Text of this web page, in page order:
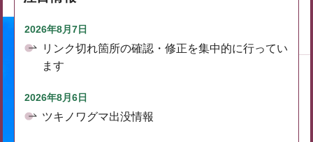
2026年8月7日
リンク切れ箇所の確認・修正を集中的に行ってい
ます
2026年8月6日
ツキノワグマ出没情報